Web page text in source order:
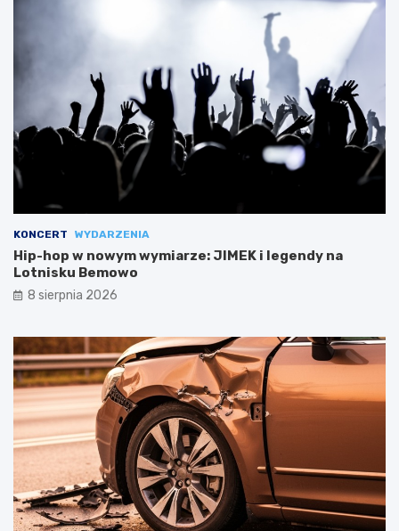
KONCERT WYDARZENIA
Hip-hop w nowym wymiarze: JIMEK i legendy na
Lotnisku Bemowo
8 sierpnia 2026